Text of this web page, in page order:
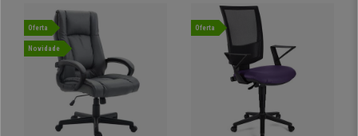
Oferta
Novidade
Oferta